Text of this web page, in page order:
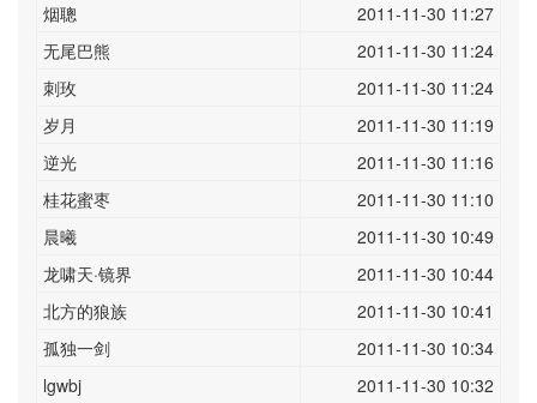
烟聰
2011-11-30 11:27
无尾巴熊
2011-11-30 11:24
刺玫
2011-11-30 11:24
岁月
2011-11-30 11:19
逆光
2011-11-30 11:16
桂花蜜枣
2011-11-30 11:10
晨曦
2011-11-30 10:49
龙啸天·镜界
2011-11-30 10:44
北方的狼族
2011-11-30 10:41
孤独一剑
2011-11-30 10:34
lgwbj
2011-11-30 10:32